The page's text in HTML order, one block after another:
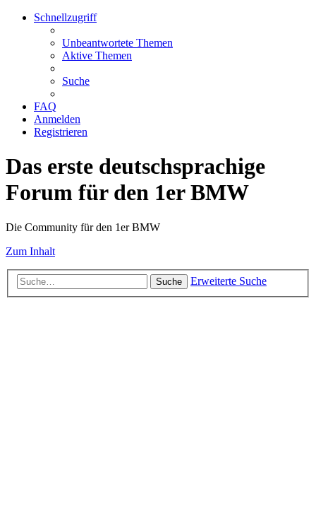
Schnellzugriff
Unbeantwortete Themen
Aktive Themen
Suche
FAQ
Anmelden
Registrieren
Das erste deutschsprachige
Forum für den 1er BMW
Die Community für den 1er BMW
Zum Inhalt
Suche Erweiterte Suche